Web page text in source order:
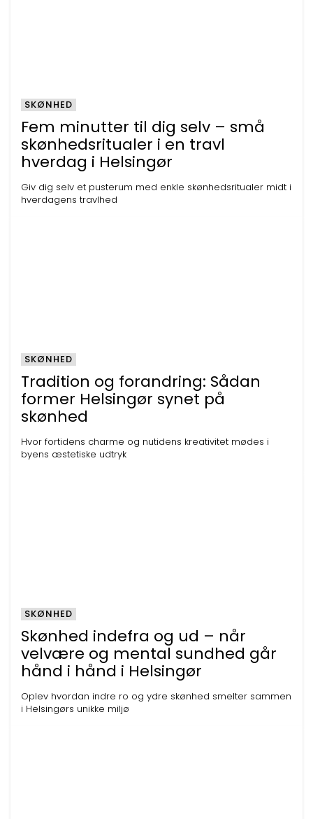
Fem minutter til dig selv – små
skønhedsritualer i en travl
hverdag i Helsingør
Giv dig selv et pusterum med enkle skønhedsritualer midt i
hverdagens travlhed
SKØNHED
Tradition og forandring: Sådan
former Helsingør synet på
skønhed
Hvor fortidens charme og nutidens kreativitet mødes i
byens æstetiske udtryk
SKØNHED
Skønhed indefra og ud – når
velvære og mental sundhed går
hånd i hånd i Helsingør
Oplev hvordan indre ro og ydre skønhed smelter sammen
i Helsingørs unikke miljø
SKØNHED